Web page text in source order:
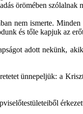
örömében szólalnak
nem ismerte.
és tőle kapjuk az
adott nekünk,
ünnepeljük: a